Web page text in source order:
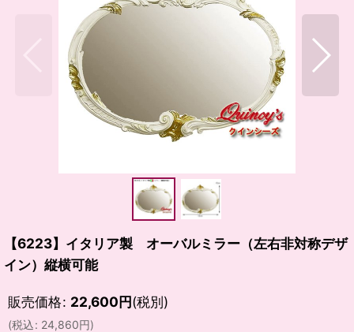
【6223】イタリア製 オーバルミラー（左右非対称デザ
イン）縦横可能
販売価格: 22,600円(税別)
(税込: 24,860円)